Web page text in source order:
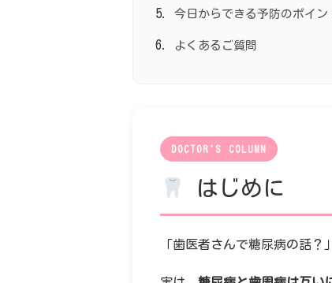
今日からできる予防のポイン
よくあるご質問
DOCTOR'S COLUMN
はじめに
「歯医者さんで糖尿病の話？